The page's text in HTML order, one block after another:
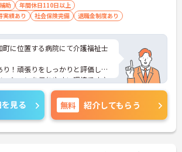
助
年間休日110日以上
実績あり
社会保険完備 退職金制度あり
に位置する病院にて介護福祉士
り！頑張りをしっかりと評価して
ーションを保ちやすい環境です♪
りますので、ライフステージに応
続けていくことができます◎
見る 無料 紹介してもらう